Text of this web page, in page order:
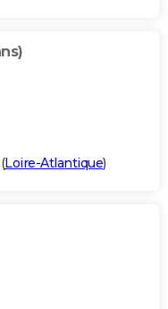
(Loire-Atlantique)